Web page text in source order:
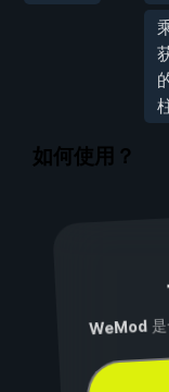
如何使用？
WeMod是